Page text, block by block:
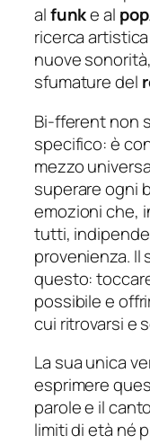
alfunke al pop
ricerca
nuove
sfumature del
Bi-fferent non
specifico: è
mezzo
superare ogni
emozioni che,
tutti,
provenienza. Il
questo:
possibile e
cui ritrovarsi e
La sua unica
esprimere
parole e il
limiti di età né